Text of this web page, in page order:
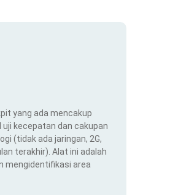
yang ada mencakup
kecepatan dan cakupan
(tidak ada jaringan, 2G,
terakhir). Alat ini adalah
mengidentifikasi area